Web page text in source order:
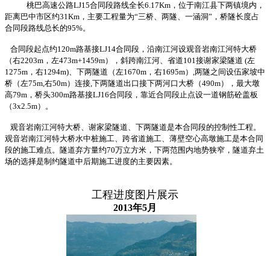
桃巴高速公路LJ15合同段路线全长6.17Km，位于南江县下两镇境内，
距离巴中市区约31Km，主要工程量为“三桥、两隧、一涵洞”，桥隧长度占
合同段路线总长的95%。
合同段起点约120m路基接LJ14合同段，沿南江河设观音岩南江河特大桥
（右2203m，左473m+1459m），斜跨南江河、省道101接谢家梁隧道 (左
1275m，右1294m)、下两隧道（左1670m，右1695m）,两隧之间设伍家坡中
桥（左75m,右50m）连接,下两隧道出口接下两河口大桥（490m），最大墩
高79m，桥头300m路基接LJ16合同段，靠近合同段止点设一道钢筋砼盖板
（3x2.5m）。
观音岩南江河特大桥、谢家梁隧道、下两隧道是本合同段的控制性工程。
观音岩南江河特大桥水中桩施工、跨省道施工、薄壁空心高墩施工是本合同
段的施工难点。隧道弃方量约70万立方米，下两范围内地势狭窄，隧道弃土
场的选择是制约隧道中后期施工进度的主要因素。
工程进度图片展示
2013年5月